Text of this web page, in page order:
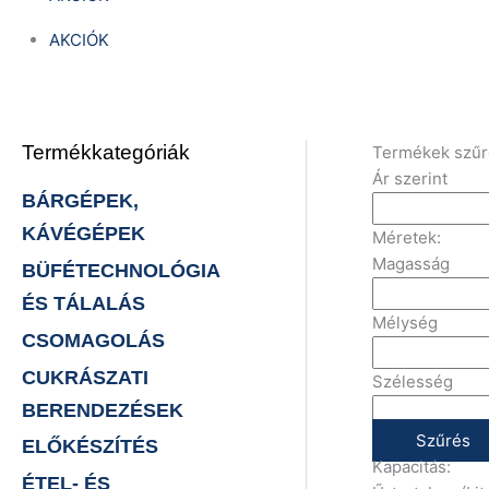
AKCIÓK
Termékkategóriák
BÁRGÉPEK,
KÁVÉGÉPEK
BÜFÉTECHNOLÓGIA
ÉS TÁLALÁS
CSOMAGOLÁS
CUKRÁSZATI
BERENDEZÉSEK
ELŐKÉSZÍTÉS
ÉTEL- ÉS
Termékek
Ár szerint
Méretek:
Magasság
Mélység
Szélesség
Szűrés
Kapacitás: